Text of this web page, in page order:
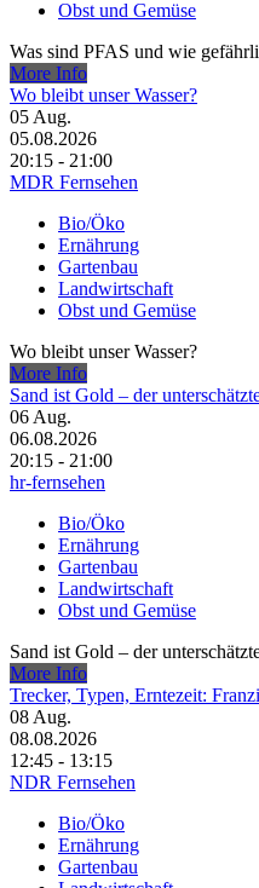
Obst und Gemüse
Was sind PFAS und wie
More Info
Wo bleibt unser Wasser?
05 Aug.
05.08.2026
20:15 - 21:00
MDR Fernsehen
Bio/Öko
Ernährung
Gartenbau
Landwirtschaft
Obst und Gemüse
Wo bleibt unser Wasser?
More Info
Sand ist Gold – der
06 Aug.
06.08.2026
20:15 - 21:00
hr-fernsehen
Bio/Öko
Ernährung
Gartenbau
Landwirtschaft
Obst und Gemüse
Sand ist Gold – der
More Info
Trecker, Typen, Erntezeit:
08 Aug.
08.08.2026
12:45 - 13:15
NDR Fernsehen
Bio/Öko
Ernährung
Gartenbau